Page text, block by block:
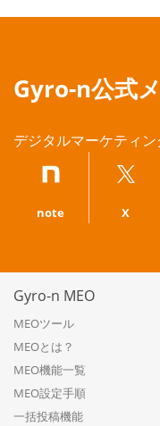
Gyro-n公式
デジタルマーケティ
note X
Gyro-n MEO
MEOツール
MEOとは？
MEO機能一覧
MEO設定手順
一括投稿機能